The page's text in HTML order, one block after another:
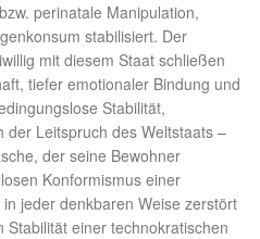
perinatale Manipulation,
stabilisiert. Der
mit diesem Staat schließen
tiefer emotionaler Bindung und
Stabilität,
der Leitspruch des Weltstaats –
der seine Bewohner
Konformismus einer
jeder denkbaren Weise zerstört
einer technokratischen